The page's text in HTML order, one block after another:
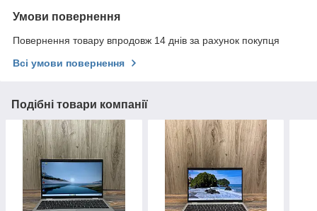
Умови повернення
Повернення товару впродовж 14 днів за рахунок покупця
Всі умови повернення
Подібні товари компанії